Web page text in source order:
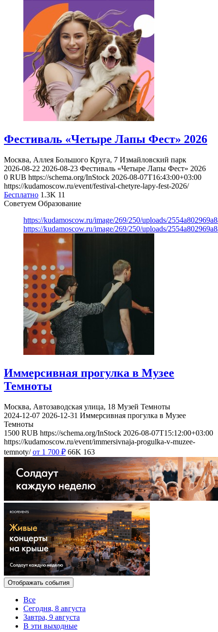
Фестиваль «Четыре Лапы Фест» 2026
Москва, Аллея Большого Круга, 7 Измайловский парк
2026-08-22 2026-08-23 Фестиваль «Четыре Лапы Фест» 2026
0 RUB https://schema.org/InStock 2026-08-07T16:43:00+03:00
https://kudamoscow.ru/event/festival-chetyre-lapy-fest-2026/
Бесплатно 1.3K 11
Советуем Образование
https://kudamoscow.ru/image/269/250/uploads/
https://kudamoscow.ru/image/269/250/uploads/
Иммерсивная прогулка в Музее
Темноты
Москва, Автозаводская улица, 18 Музей Темноты
2024-12-07 2026-12-31 Иммерсивная прогулка в Музее
Темноты
1500 RUB https://schema.org/InStock 2026-08-07T15:12:00+03:00
https://kudamoscow.ru/event/immersivnaja-progulka-v-muzee-
temnoty/ от 1 700 ₽ 66K 163
Отображать события
Все
Сегодня, 8 августа
Завтра, 9 августа
В эти выходные